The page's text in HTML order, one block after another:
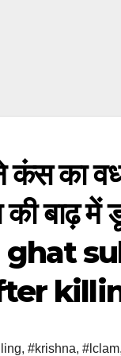
कंस का
की
, #krishna, #lclam,